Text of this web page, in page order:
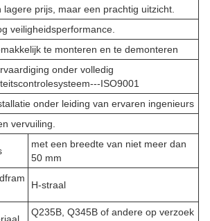
lagere prijs, maar een prachtig uitzicht.
veiligheidsperformance.
te monteren en te demonteren
onder volledig
ISO9001
onder leiding van ervaren ingenieurs
vervuiling.
met een breedte van niet meer dan
50 mm
H-straal
Q235B, Q345B of andere op verzoek